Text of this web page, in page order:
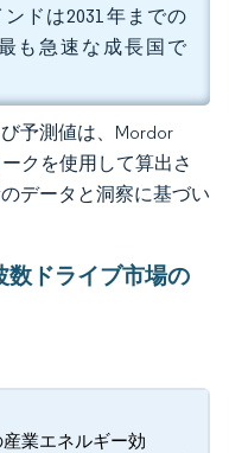
ドは2031年までの
も急速な成長国で
予測値は、Mordor
クを使用して算出さ
データと洞察に基づい
数ドライブ市場の
業エネルギー効